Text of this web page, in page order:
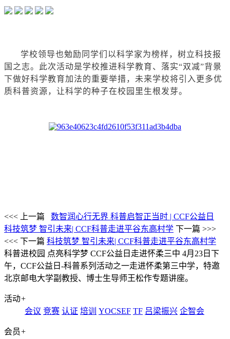
学校领导也勉励同学们以科学家为榜样，树立科技报
国之志。
此次活动是学校推进科学教育、落实“双减”背景
下做好科学教育加法的重要举措，未来学校将引入更多优
质科普资源，让科学的种子在校园里生根发芽。
<<< 上一篇
数智润心行无界 科普启智正当时 | CCF公益日
科技筑梦 智引未来| CCF科普走进平谷东高村学 下一篇 >>>
<<< 下一篇 科技筑梦 智引未来| CCF科普走进平谷东高村学
科普进校园 点亮科学梦 CCF公益日走进怀柔三中 4月23日下
午，CCF公益日-科普系列活动之一走进怀柔第三中学，特邀
北京邮电大学副教授、博士生导师王松作专题讲座。
活动+
会议 竞赛 认证 培训 YOCSEF TF 吕梁振兴 企智会
会员+